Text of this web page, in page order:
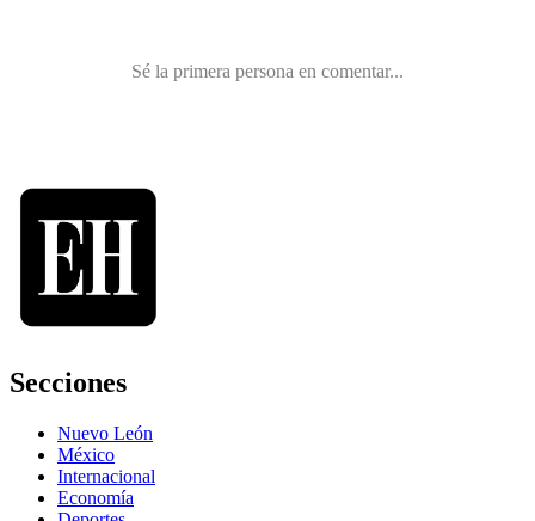
Secciones
Nuevo León
México
Internacional
Economía